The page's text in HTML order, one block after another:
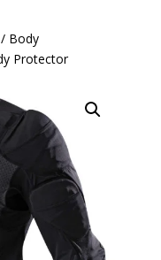
Body
Protector